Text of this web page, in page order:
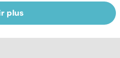
plus